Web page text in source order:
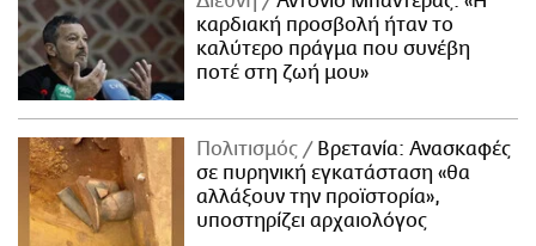
καρδιακή προσβολή ήταν το
καλύτερο πράγμα που συνέβη
ποτέ στη ζωή μου»
Πολιτισμός
Βρετανία: Ανασκαφές
σε πυρηνική εγκατάσταση «θα
αλλάξουν την προϊστορία»,
υποστηρίζει αρχαιολόγος